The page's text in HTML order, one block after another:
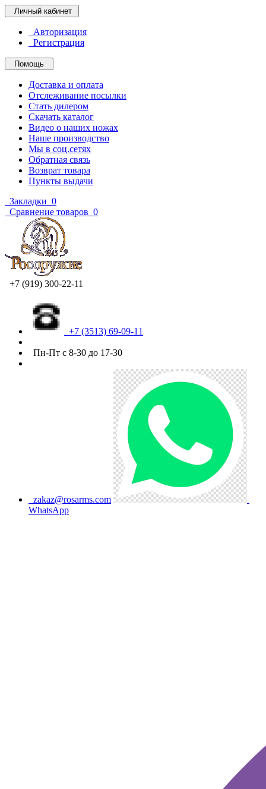
Личный кабинет
Авторизация
Регистрация
Помощь
Доставка и оплата
Отслеживание посылки
Стать дилером
Скачать каталог
Видео о наших ножах
Наше производство
Мы в соц.сетях
Обратная связь
Возврат товара
Пункты выдачи
Закладки 0
Сравнение товаров 0
+7 (919) 300-22-11
+7 (3513) 69-09-11
Пн-Пт с 8-30 до 17-30
zakaz@rosarms.com
WhatsApp